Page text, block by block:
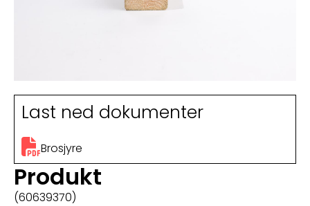
Last ned dokumenter
Brosjyre
Produkt
(60639370)